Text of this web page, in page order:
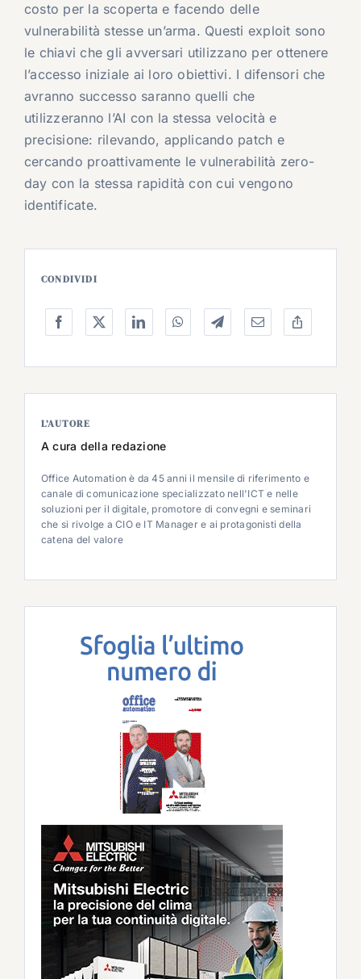
costo per la scoperta e facendo delle
vulnerabilità stesse un’arma. Questi exploit sono
le chiavi che gli avversari utilizzano per ottenere
l’accesso iniziale ai loro obiettivi. I difensori che
avranno successo saranno quelli che
utilizzeranno l’AI con la stessa velocità e
precisione: rilevando, applicando patch e
cercando proattivamente le vulnerabilità zero-
day con la stessa rapidità con cui vengono
identificate.
CONDIVIDI
L’AUTORE
A cura della redazione
Office Automation è da 45 anni il mensile di riferimento e
canale di comunicazione specializzato nell'ICT e nelle
soluzioni per il digitale, promotore di convegni e seminari
che si rivolge a CIO e IT Manager e ai protagonisti della
catena del valore